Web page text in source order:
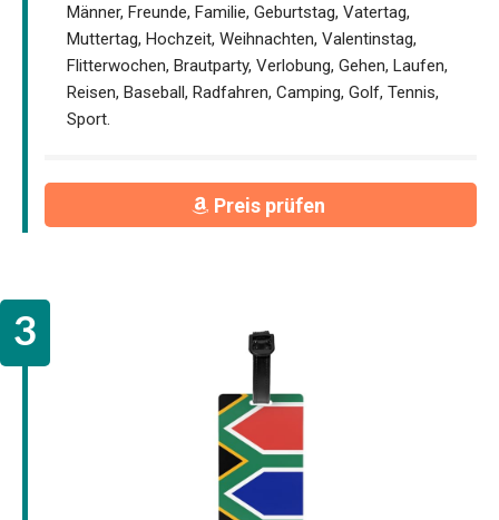
Männer, Freunde, Familie, Geburtstag, Vatertag,
Muttertag, Hochzeit, Weihnachten, Valentinstag,
Flitterwochen, Brautparty, Verlobung, Gehen, Laufen,
Reisen, Baseball, Radfahren, Camping, Golf, Tennis,
Sport.
Preis prüfen